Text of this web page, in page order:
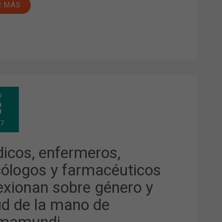
MÁS
enfermeros,
y farmacéuticos
sobre género y
de la mano de